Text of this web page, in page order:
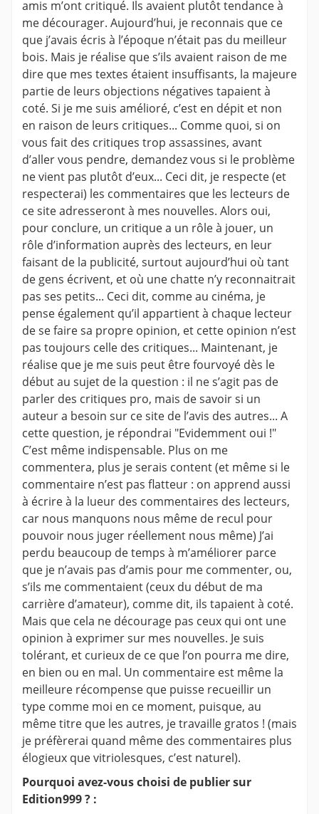
amis m’ont critiqué. Ils avaient plutôt tendance à
me décourager. Aujourd’hui, je reconnais que ce
que j’avais écris à l’époque n’était pas du meilleur
bois. Mais je réalise que s’ils avaient raison de me
dire que mes textes étaient insuffisants, la majeure
partie de leurs objections négatives tapaient à
coté. Si je me suis amélioré, c’est en dépit et non
en raison de leurs critiques... Comme quoi, si on
vous fait des critiques trop assassines, avant
d’aller vous pendre, demandez vous si le problème
ne vient pas plutôt d’eux... Ceci dit, je respecte (et
respecterai) les commentaires que les lecteurs de
ce site adresseront à mes nouvelles. Alors oui,
pour conclure, un critique a un rôle à jouer, un
rôle d’information auprès des lecteurs, en leur
faisant de la publicité, surtout aujourd’hui où tant
de gens écrivent, et où une chatte n’y reconnaitrait
pas ses petits... Ceci dit, comme au cinéma, je
pense également qu’il appartient à chaque lecteur
de se faire sa propre opinion, et cette opinion n’est
pas toujours celle des critiques... Maintenant, je
réalise que je me suis peut être fourvoyé dès le
début au sujet de la question : il ne s’agit pas de
parler des critiques pro, mais de savoir si un
auteur a besoin sur ce site de l’avis des autres... A
cette question, je répondrai "Evidemment oui !"
C’est même indispensable. Plus on me
commentera, plus je serais content (et même si le
commentaire n’est pas flatteur : on apprend aussi
à écrire à la lueur des commentaires des lecteurs,
car nous manquons nous même de recul pour
pouvoir nous juger réellement nous même) J’ai
perdu beaucoup de temps à m’améliorer parce
que je n’avais pas d’amis pour me commenter, ou,
s’ils me commentaient (ceux du début de ma
carrière d’amateur), comme dit, ils tapaient à coté.
Mais que cela ne décourage pas ceux qui ont une
opinion à exprimer sur mes nouvelles. Je suis
tolérant, et curieux de ce que l’on pourra me dire,
en bien ou en mal. Un commentaire est même la
meilleure récompense que puisse recueillir un
type comme moi en ce moment, puisque, au
même titre que les autres, je travaille gratos ! (mais
je préfèrerai quand même des commentaires plus
élogieux que vitriolesques, c’est naturel).
Pourquoi avez-vous choisi de publier sur
Edition999 ? :